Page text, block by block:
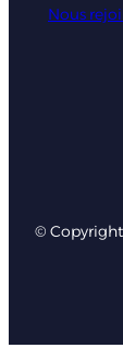
Nous
© Copyright